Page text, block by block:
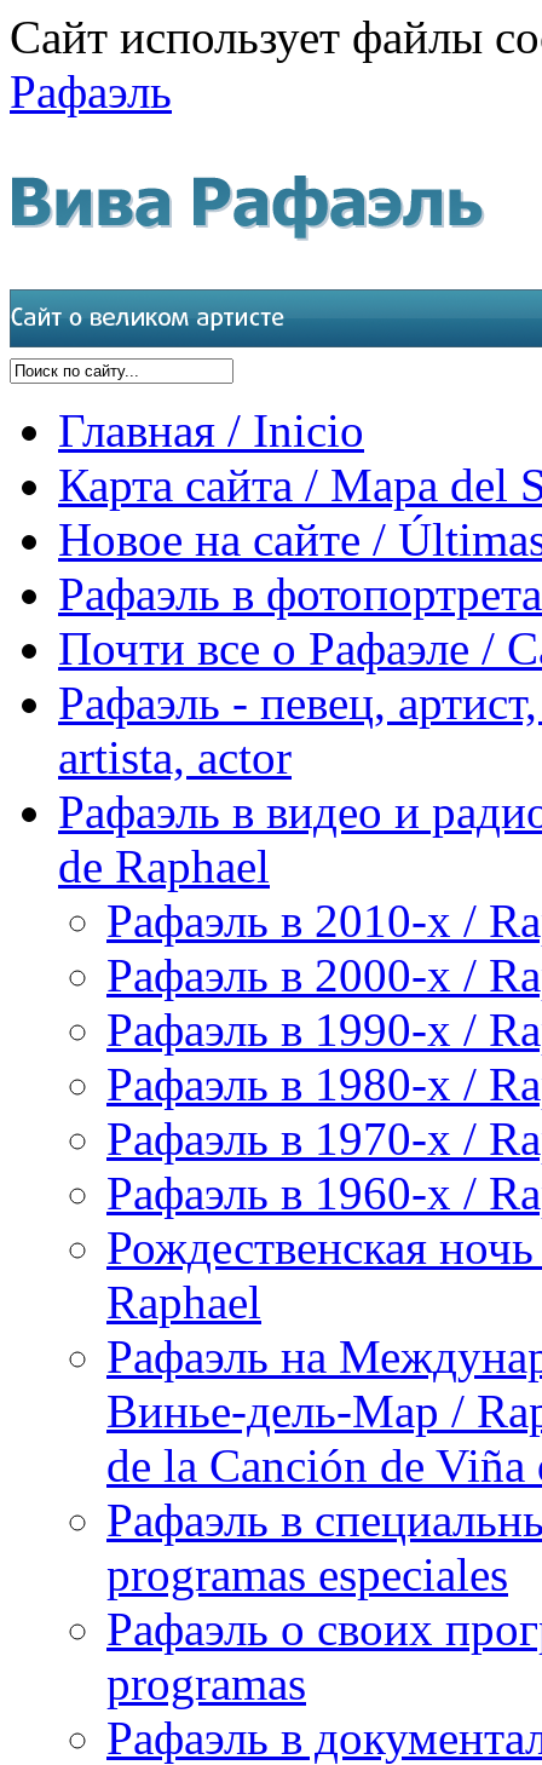
Сайт использует файлы
Рафаэль
Главная / Inicio
Карта сайта / Mapa del
Новое на сайте /
Рафаэль в
Почти все о Рафаэле /
Рафаэль - певец,
artista, actor
Рафаэль в видео и
de Raphael
Рафаэль в 2010-х /
Рафаэль в 2000-х /
Рафаэль в 1990-х /
Рафаэль в 1980-х /
Рафаэль в 1970-х /
Рафаэль в 1960-х /
Рождественская
Raphael
Рафаэль на
Винье-дель-Мар /
de la Canción de
Рафаэль в
programas especiales
Рафаэль о своих
programas
Рафаэль в